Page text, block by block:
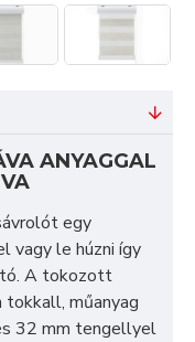
ANYAGGAL
egy
vagy le húzni így
A tokozott
műanyag
32 mm tengellyel